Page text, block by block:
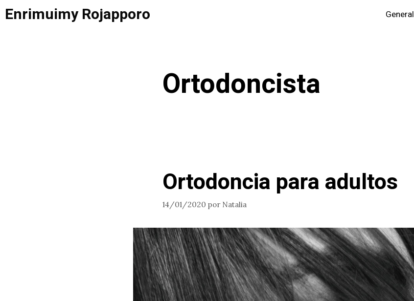
Saltar
alEnrimuimy Rojapporo General
Ortodoncista
Ortodoncia para adultos
14/01/2020 por Natalia